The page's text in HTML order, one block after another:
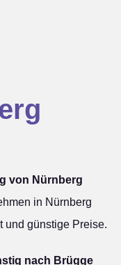
von Nürnberg
in Nürnberg
und günstige Preise.
nach Brügge